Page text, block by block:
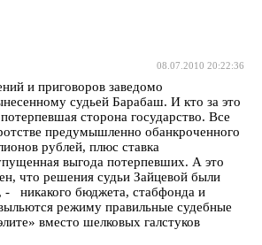
08.07.2010 20:22:36
и приговоров заведомо
судьей Барабаш. И кто за это
сторона государство. Все
предумышленно обанкроченного
рублей, плюс ставка
выгода потерпевших. А это
что решения судьи Зайцевой были
- никакого бюджета, стабфонда и
режиму правильные судебные
вместо шелковых галстуков